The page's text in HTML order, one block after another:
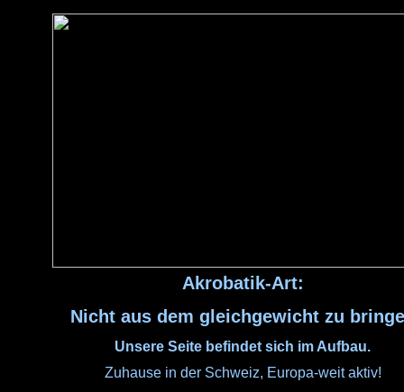
Akrobatik-Art:
Nicht aus dem gleichgewicht zu
Unsere Seite befindet sich im Aufbau.
Zuhause in der Schweiz, Europa-weit aktiv!